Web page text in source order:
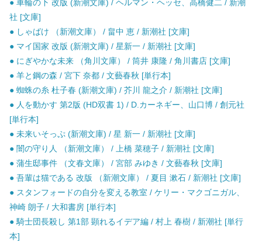
● 車輪の下 改版 (新潮文庫) / ヘルマン・ヘッセ、高橋健二 / 新潮
社 [文庫]
● しゃばけ （新潮文庫） / 畠中 恵 / 新潮社 [文庫]
● マイ国家 改版 (新潮文庫) / 星新一 / 新潮社 [文庫]
● にぎやかな未来 （角川文庫） / 筒井 康隆 / 角川書店 [文庫]
● 羊と鋼の森 / 宮下 奈都 / 文藝春秋 [単行本]
● 蜘蛛の糸 杜子春 (新潮文庫) / 芥川 龍之介 / 新潮社 [文庫]
● 人を動かす 第2版 (HD双書 1) / D.カーネギー、山口博 / 創元社
[単行本]
● 未来いそっぷ (新潮文庫) / 星 新一 / 新潮社 [文庫]
● 闇の守り人 （新潮文庫） / 上橋 菜穂子 / 新潮社 [文庫]
● 蒲生邸事件 （文春文庫） / 宮部 みゆき / 文藝春秋 [文庫]
● 吾輩は猫である 改版 （新潮文庫） / 夏目 漱石 / 新潮社 [文庫]
● スタンフォードの自分を変える教室 / ケリー・マクゴニガル、
神崎 朗子 / 大和書房 [単行本]
● 騎士団長殺し 第1部 顕れるイデア編 / 村上 春樹 / 新潮社 [単行
本]